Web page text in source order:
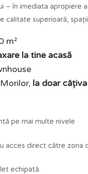
– în imediata apropiere
calitate superioară,
m²
la tine acasă
la doar
pe mai multe nivele
acces direct către zona
echipată